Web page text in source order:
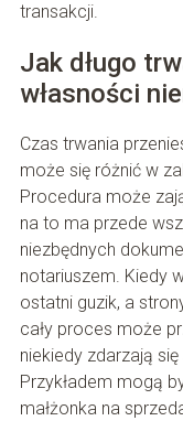
transakcji.
Jak długo
własności
Czas trwania
może się różnić w
Procedura może
na to ma przede
niezbędnych
notariuszem. Kiedy
ostatni guzik, a
cały proces może
niekiedy zdarzają
Przykładem mogą
małżonka na